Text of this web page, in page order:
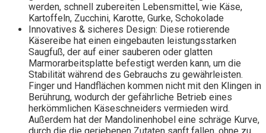
werden, schnell zubereiten Lebensmittel, wie Käse,
Kartoffeln, Zucchini, Karotte, Gurke, Schokolade
Innovatives & sicheres Design: Diese rotierende
Käsereibe hat einen eingebauten leistungsstarken
Saugfuß, der auf einer sauberen oder glatten
Marmorarbeitsplatte befestigt werden kann, um die
Stabilität während des Gebrauchs zu gewährleisten.
Finger und Handflächen kommen nicht mit den Klingen in
Berührung, wodurch der gefährliche Betrieb eines
herkömmlichen Käseschneiders vermieden wird.
Außerdem hat der Mandolinenhobel eine schräge Kurve,